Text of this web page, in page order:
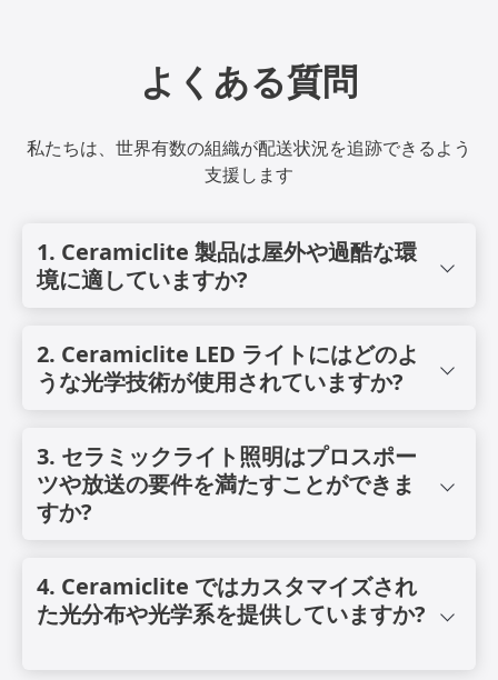
よくある質問
私たちは、世界有数の組織が配送状況を追跡できるよう
支援します
1. Ceramiclite 製品は屋外や過酷な環
境に適していますか?
どの過酷な環境向けに設計されています。堅牢な筐体、高いIP保
護等級、耐腐食性素材、そして高度な熱管理機能を備え、過酷な
環境下でも安定した性能を発揮します。
2. Ceramiclite LED ライトにはどのよ
うな光学技術が使用されていますか?
システムを採用し、高い均一性、グレア抑制、そして最適化され
たビーム分布を実現します。スタジアム、港湾、倉庫、畜舎な
ど、様々な用途に合わせて複数のビーム角度をご用意していま
す。
3. セラミックライト照明はプロスポー
ツや放送の要件を満たすことができま
すか?
は、プロのスポーツ照明基準を満たすように設計されており、
HDおよび放送グレードの環境に適した、高いルーメン出力、優
れた均一性、低グレア、ちらつきのないパフォーマンスを提供し
4. Ceramiclite ではカスタマイズされ
た光分布や光学系を提供していますか?